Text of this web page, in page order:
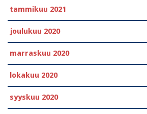
tammikuu 2021
joulukuu 2020
marraskuu 2020
lokakuu 2020
syyskuu 2020